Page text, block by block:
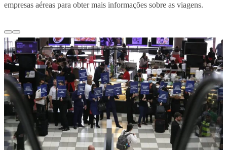
empresas aéreas para obter mais informações sobre as viagens.